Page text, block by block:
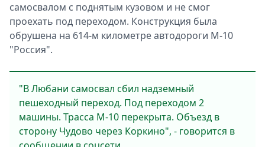
самосвалом с поднятым кузовом и не смог
проехать под переходом. Конструкция была
обрушена на 614-м километре автодороги М-10
"Россия".
"В Любани самосвал сбил надземный
пешеходный переход. Под переходом 2
машины. Трасса М-10 перекрыта. Объезд в
сторону Чудово через Коркино", - говорится в